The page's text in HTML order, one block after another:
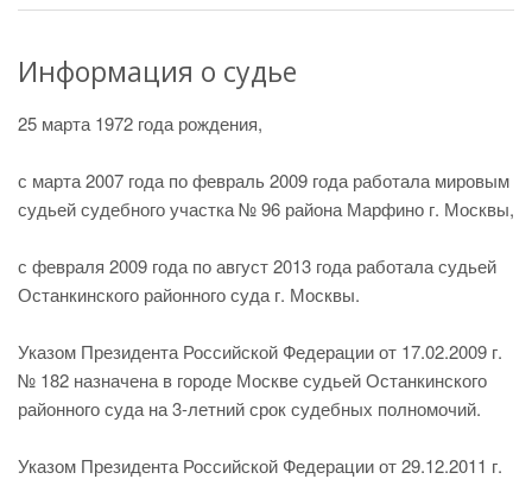
Информация о судье
25 марта 1972 года рождения,
с марта 2007 года по февраль 2009 года работала мировым
судьей судебного участка № 96 района Марфино г. Москвы,
с февраля 2009 года по август 2013 года работала судьей
Останкинского районного суда г. Москвы.
Указом Президента Российской Федерации от 17.02.2009 г.
№ 182 назначена в городе Москве судьей Останкинского
районного суда на 3-летний срок судебных полномочий.
Указом Президента Российской Федерации от 29.12.2011 г.